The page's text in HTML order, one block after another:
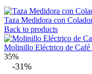
Taza Medidora con
Back to products
Molinillo Eléctrico de Café
35%
-31%